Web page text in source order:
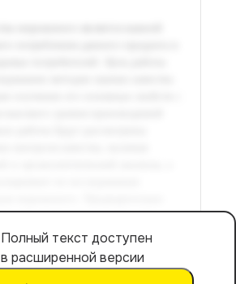
Полный текст доступен
в расширенной версии